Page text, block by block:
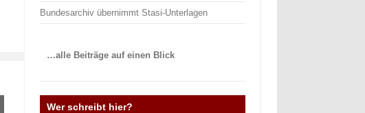
Bundesarchiv übernimmt Stasi-Unterlagen
…alle Beiträge auf einen Blick
Wer schreibt hier?